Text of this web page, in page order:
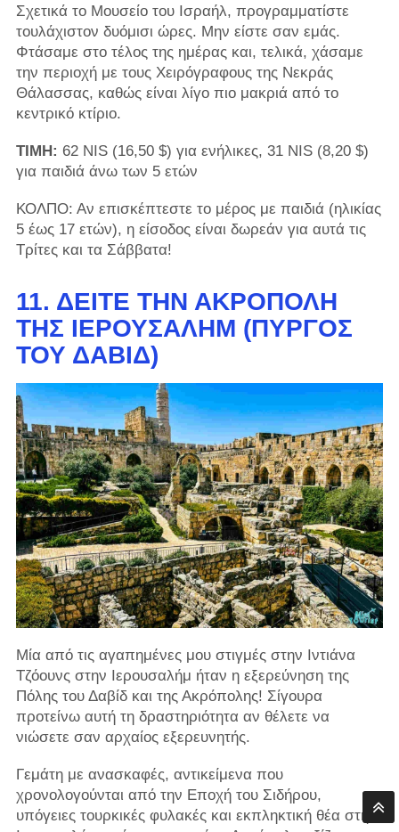
Σχετικά το Μουσείο του Ισραήλ, προγραμματίστε
τουλάχιστον δυόμισι ώρες. Μην είστε σαν εμάς.
Φτάσαμε στο τέλος της ημέρας και, τελικά, χάσαμε
την περιοχή με τους Χειρόγραφους της Νεκράς
Θάλασσας, καθώς είναι λίγο πιο μακριά από το
κεντρικό κτίριο.
ΤΙΜΗ: 62 NIS (16,50 $) για ενήλικες, 31 NIS (8,20 $)
για παιδιά άνω των 5 ετών
ΚΟΛΠΟ: Αν επισκέπτεστε το μέρος με παιδιά (ηλικίας
5 έως 17 ετών), η είσοδος είναι δωρεάν για αυτά τις
Τρίτες και τα Σάββατα!
11. ΔΕΊΤΕ ΤΗΝ ΑΚΡΌΠΟΛΗ
ΤΗΣ ΙΕΡΟΥΣΑΛΉΜ (ΠΎΡΓΟΣ
ΤΟΥ ΔΑΒΊΔ)
Μία από τις αγαπημένες μου στιγμές στην Ιντιάνα
Τζόουνς στην Ιερουσαλήμ ήταν η εξερεύνηση της
Πόλης του Δαβίδ και της Ακρόπολης! Σίγουρα
προτείνω αυτή τη δραστηριότητα αν θέλετε να
νιώσετε σαν αρχαίος εξερευνητής.
Γεμάτη με ανασκαφές, αντικείμενα που
χρονολογούνται από την Εποχή του Σιδήρου,
υπόγειες τουρκικές φυλακές και εκπληκτική θέα στην